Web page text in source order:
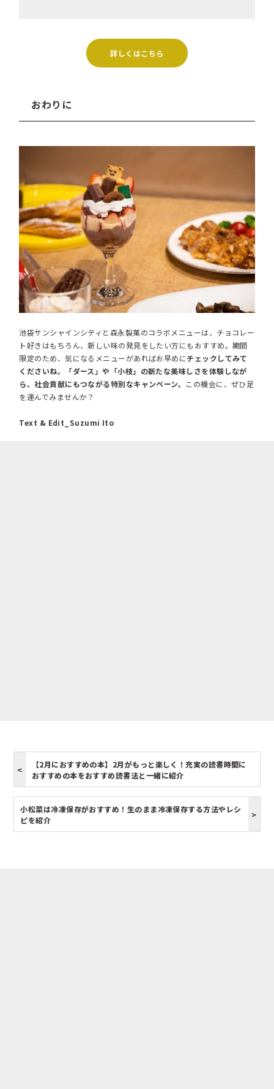
詳しくはこちら
おわりに
池袋サンシャインシティと森永製菓のコラボメニューは、チョコレー
ト好きはもちろん、新しい味の発見をしたい方にもおすすめ。期間
限定のため、気になるメニューがあればお早めにチェックしてみて
くださいね。「ダース」や「小枝」の新たな美味しさを体験しなが
ら、社会貢献にもつながる特別なキャンペーン。 この機会に、ぜひ足
を運んでみませんか？
Text & Edit_Suzumi Ito
【2月におすすめの本】2月がもっと楽しく！充実の読書時間に
おすすめの本をおすすめ読書法と一緒に紹介
小松菜は冷凍保存がおすすめ！生のまま冷凍保存する方法やレシ
ピを紹介